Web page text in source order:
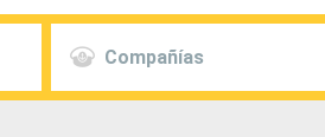
Compañías